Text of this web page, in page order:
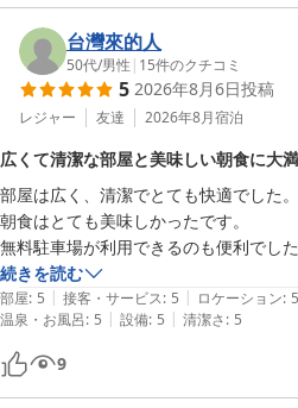
また、高いご評価と温かいお言葉を
申し上げます。
いつまでもお選びいただけるホテル
らも一層のサービス向上に努めて参
またのお越しをお待ち致しております
ホテルシーラックパル高崎　支配人
ホテル シーラックパル高崎
2026-07-23
台灣來的人
50代/男性 | 15件のクチコミ
5 2026年8月6日投稿
レジャー 友達 2026年8月宿泊
広くて清潔な部屋と美味しい朝食に大
部屋は広く、清潔でとても快適でした。
朝食はとても美味しかったです。
無料駐車場が利用できるのも便利でした
また、インターチェンジから近く、ア
続きを読む
部屋: 5 | 接客・サービス: 5 | ロケーション: 5
温泉・お風呂: 5 | 設備: 5 | 清潔さ: 5
9